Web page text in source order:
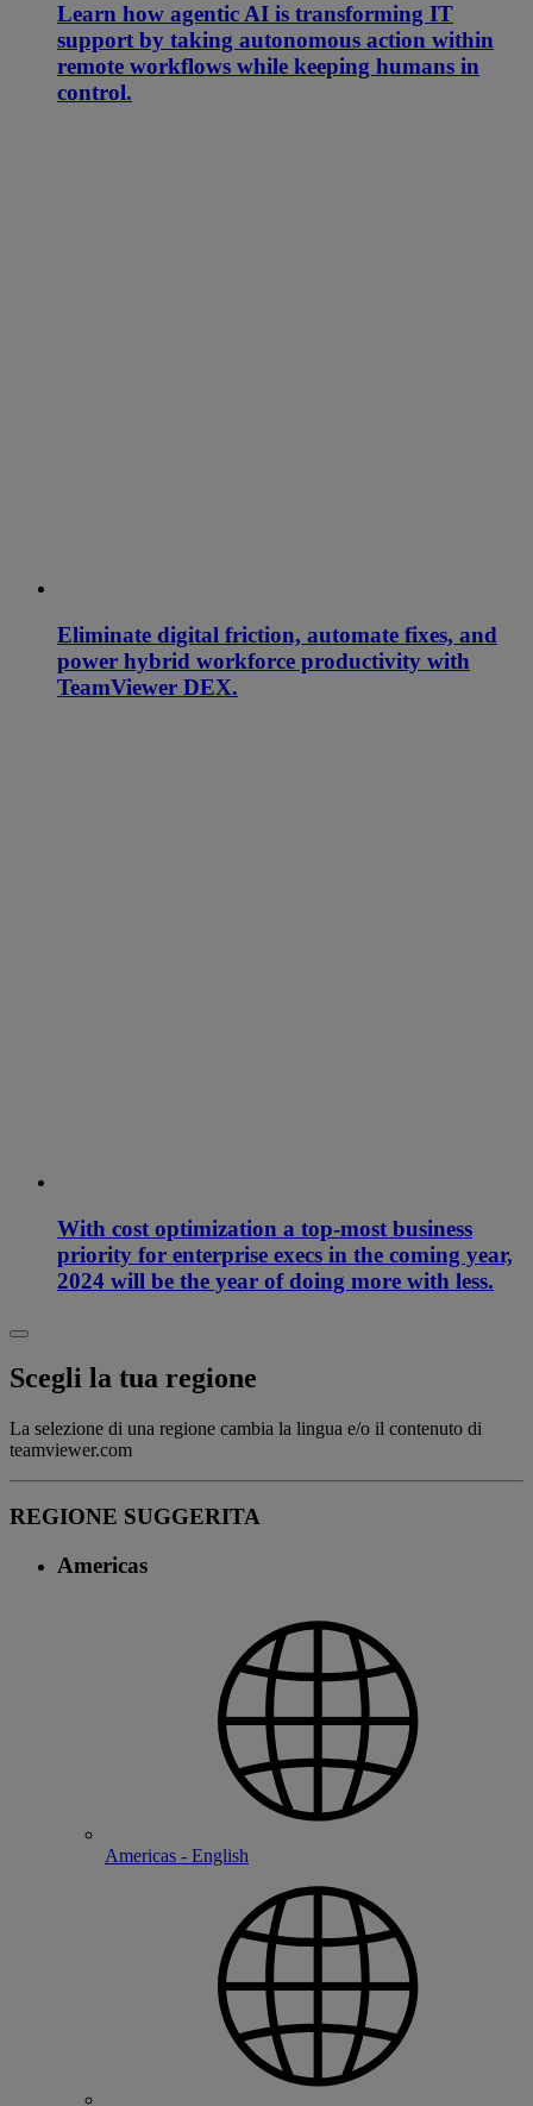
Learn how agentic AI is transforming IT
support by taking autonomous action within
remote workflows while keeping humans in
control.
Eliminate digital friction, automate fixes, and
power hybrid workforce productivity with
TeamViewer DEX.
With cost optimization a top-most business
priority for enterprise execs in the coming year,
2024 will be the year of doing more with less.
Scegli la tua regione
La selezione di una regione cambia la lingua e/o il contenuto di
teamviewer.com
REGIONE SUGGERITA
Americas
Americas - English